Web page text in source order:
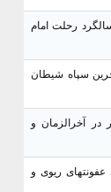
رحلت امام
سپاه شیطان
آخرالزمان و
ریوی و